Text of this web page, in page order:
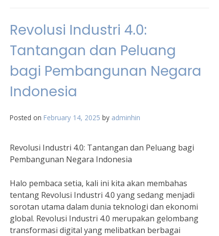
Revolusi Industri 4.0:
Tantangan dan Peluang
bagi Pembangunan Negara
Indonesia
Posted on February 14, 2025 by adminhin
Revolusi Industri 4.0: Tantangan dan Peluang bagi
Pembangunan Negara Indonesia
Halo pembaca setia, kali ini kita akan membahas
tentang Revolusi Industri 4.0 yang sedang menjadi
sorotan utama dalam dunia teknologi dan ekonomi
global. Revolusi Industri 4.0 merupakan gelombang
transformasi digital yang melibatkan berbagai